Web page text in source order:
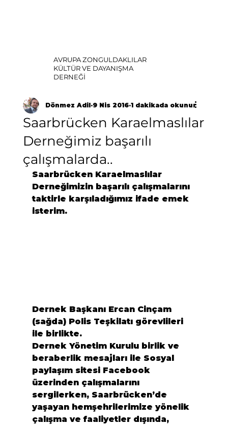
AVRUPA ZONGULDAKLILAR
KÜLTÜR VE DAYANIŞMA
DERNEĞİ
Saarbrücken Karaelmaslılar
Derneğimiz başarılı
çalışmalarda..
Dönmez Adil 9 Nis 2016 1 dakikada okunur
Saarbrücken Karaelmaslılar
Derneğimizin başarılı çalışmalarını
taktirle karşıladığımız ifade emek
isterim.
Dernek Başkanı Ercan Cinçam
(sağda) Polis Teşkilatı görevlileri
ile birlikte.
Dernek Yönetim Kurulu birlik ve
beraberlik mesajları ile Sosyal
paylaşım sitesi Facebook
üzerinden çalışmalarını
sergilerken, Saarbrücken’de
yaşayan hemşehrilerimize yönelik
çalışma ve faaliyetler dışında,